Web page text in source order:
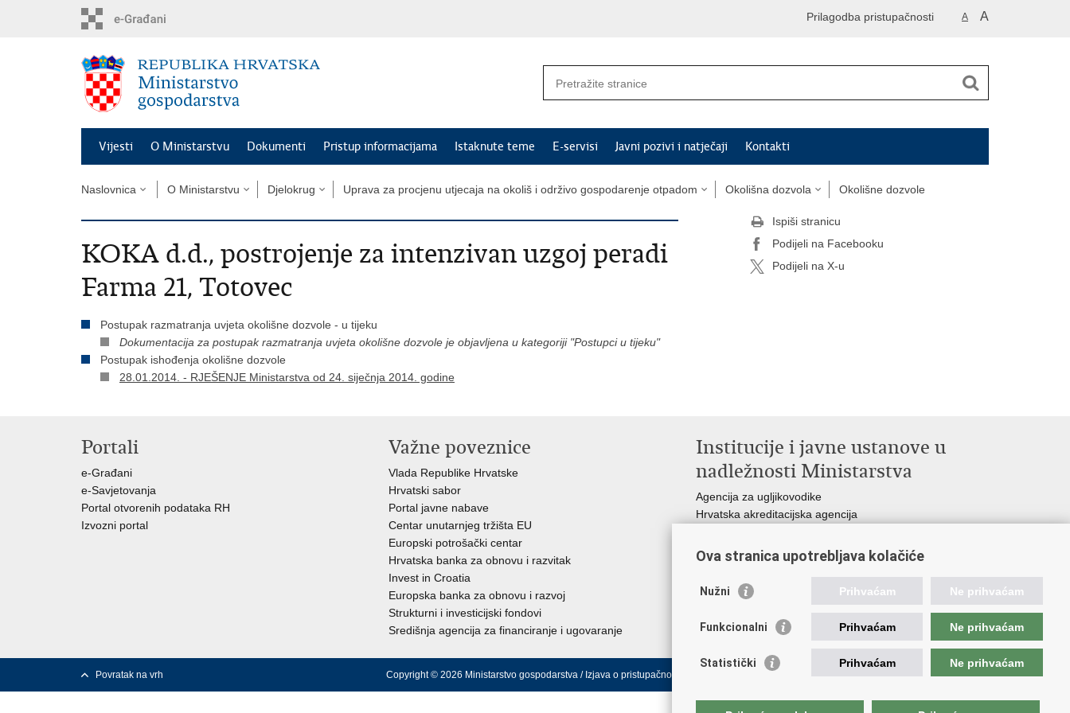
A A
Prilagodba pristupačnosti
Vijesti O Ministarstvu Dokumenti Pristup informacijama Istaknute teme E-servisi Javni pozivi i natječaji Kontakti
Naslovnica O Ministarstvu Djelokrug Uprava za procjenu utjecaja na okoliš i održivo gospodarenje otpadom Okolišna dozvola Okolišne dozvole
KOKA d.d., postrojenje za intenzivan uzgoj peradi
Farma 21, Totovec
Postupak razmatranja uvjeta okolišne dozvole - u tijeku
Dokumentacija za postupak razmatranja uvjeta okolišne dozvole je objavljena u kategoriji "Postupci u tijeku"
Postupak ishođenja okolišne dozvole
28.01.2014. - RJEŠENJE Ministarstva od 24. siječnja 2014. godine
Ispiši stranicu
Podijeli na Facebooku
Podijeli na X-u
Portali
e-Građani
e-Savjetovanja
Portal otvorenih podataka RH
Izvozni portal
Važne poveznice
Vlada Republike Hrvatske
Hrvatski sabor
Portal javne nabave
Centar unutarnjeg tržišta EU
Europski potrošački centar
Hrvatska banka za obnovu i razvitak
Invest in Croatia
Europska banka za obnovu i razvoj
Strukturni i investicijski fondovi
Središnja agencija za financiranje i ugovaranje
Institucije i javne ustanove u
nadležnosti Ministarstva
Agencija za ugljikovodike
Hrvatska akreditacijska agencija
Hrvatska agencija za malo gospodarstvo, inovacije i
Državni zavod za mjeriteljstvo
Povratak na vrh Copyright © 2026 Ministarstvo gospodarstva / Izjava o pristupačnosti
Ova stranica upotrebljava kolačiće
Nužni Prihvaćam Ne prihvaćam
Funkcionalni Prihvaćam Ne prihvaćam
Statistički Prihvaćam Ne prihvaćam